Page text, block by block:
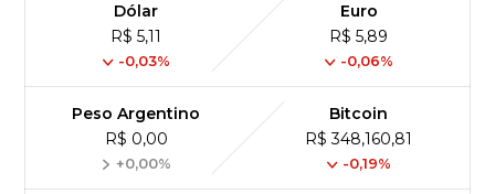
Dólar
R$ 5,11
-0,03%
Euro
R$ 5,89
-0,06%
Peso Argentino
R$ 0,00
+0,00%
Bitcoin
R$ 348,160,81
-0,19%